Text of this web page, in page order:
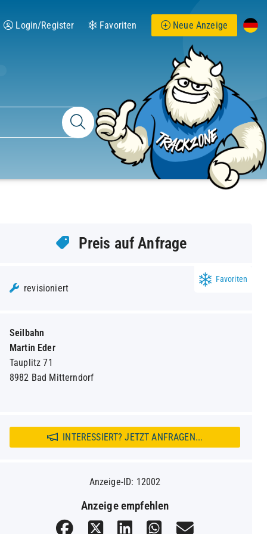
Login/Register Favoriten Neue Anzeige
Preis auf Anfrage
Favoriten
revisioniert
Seilbahn
Martin Eder
Tauplitz 71
8982 Bad Mitterndorf
INTERESSIERT? JETZT ANFRAGEN...
Anzeige-ID: 12002
Anzeige empfehlen